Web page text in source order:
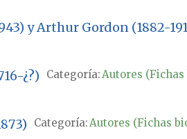
y Arthur Gordon (1882-
¿?) Categoría:Autores
Categoría:Autores (Fichas